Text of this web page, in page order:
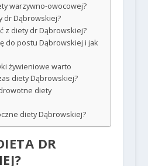
warzywno-owocowej?
dr Dąbrowskiej?
z diety dr Dąbrowskiej?
do postu Dąbrowskiej i jak
żywieniowe warto
diety Dąbrowskiej?
diety
diety Dąbrowskiej?
DR